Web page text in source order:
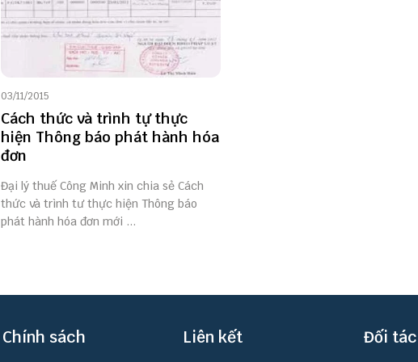
03/11/2015
Cách thức và trình tự thực
hiện Thông báo phát hành hóa
đơn
Đại lý thuế Công Minh xin chia sẻ Cách
thức và trình tư thực hiện Thông báo
phát hành hóa đơn mới ...
Chính sách Liên kết Đối tác